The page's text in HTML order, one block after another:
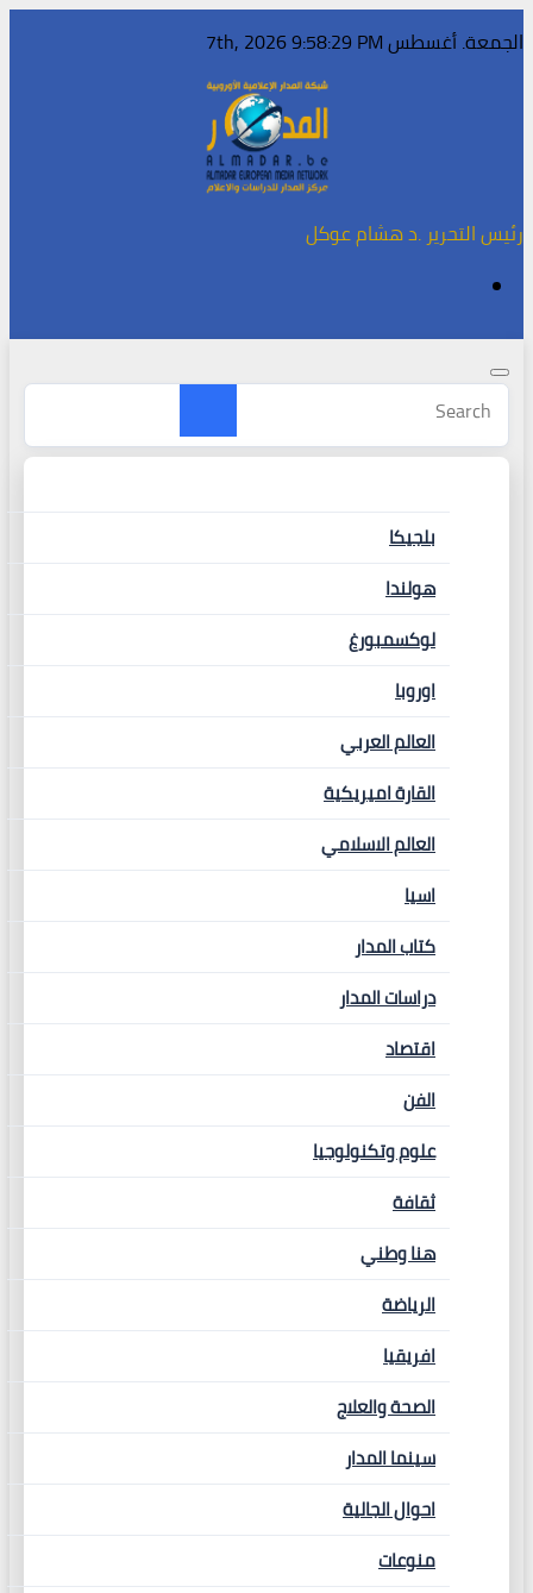
Skip
to
الجمعة. أغسطس 7th, 20269:58:30 PM
رئيس التحرير .د هشام عوكل
بلجيكا
هولندا
لوكسمبورغ
اوروبا
العالم العربي
القارة اميريكية
العالم الاسلامي
اسيا
كتاب المدار
دراسات المدار
اقتصاد
الفن
علوم وتكنولوجيا
ثقافة
هنا وطني
الرياضة
افريقيا
الصحة والعلاج
سينما المدار
احوال الجالية
منوعات